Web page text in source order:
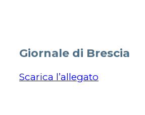
Giornale di Brescia
Scarica l’allegato